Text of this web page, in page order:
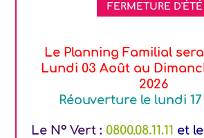
FERMETURE D'ÉTÉ
Le Planning Familial
Lundi 03 Août au
2026
Réouverture le lundi
Le N° Vert : 0800.08.11.11 et le